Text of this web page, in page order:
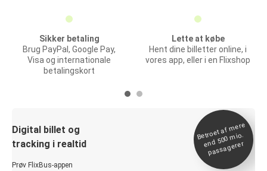
Sikker betaling
Brug PayPal, Google Pay,
Visa og internationale
betalingskort
Lette at købe
Hent dine billetter online, i
vores app, eller i en Flixshop
Digital billet og
tracking i realtid
Prøv FlixBus-appen
Betroet af
mere
end 500
mio.
passagerer